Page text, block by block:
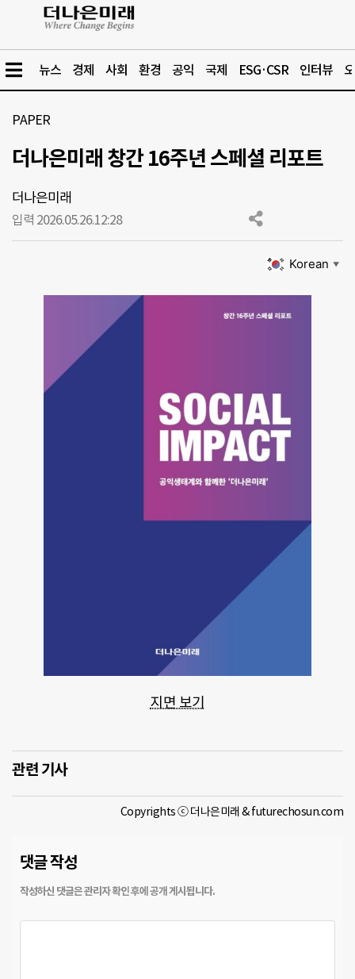
뉴스 경제 사회 환경 공익 국제 ESG·CSR 인터뷰
PAPER
더나은미래 창간 16주년 스페셜 리포트
더나은미래
입력 2026.05.26.12:28
Korean ▼
지면 보기
관련 기사
Copyrights ⓒ 더나은미래 & futurechosun.com
댓글 작성